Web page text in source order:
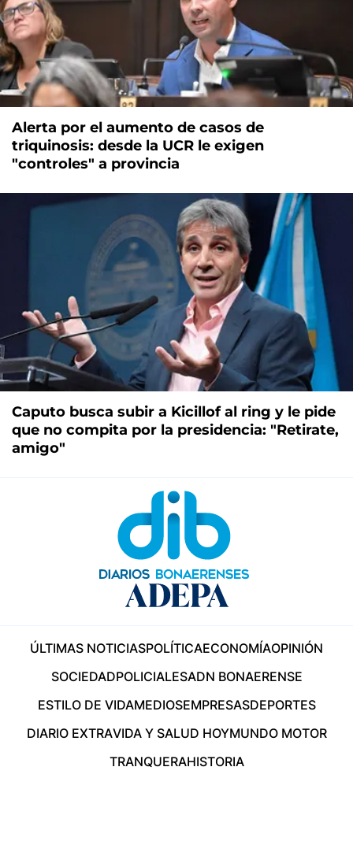
Alerta por el aumento de casos de
triquinosis: desde la UCR le exigen
"controles" a provincia
Caputo busca subir a Kicillof al ring y le pide
que no compita por la presidencia: "Retirate,
amigo"
ÚLTIMAS NOTICIASPOLÍTICAECONOMÍAOPINIÓN
SOCIEDADPOLICIALESADN BONAERENSE
ESTILO DE VIDAMEDIOSEMPRESASDEPORTES
DIARIO EXTRAVIDA Y SALUD HOYMUNDO MOTOR
TRANQUERAHISTORIA